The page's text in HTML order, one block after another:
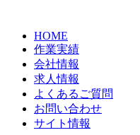
HOME
作業実績
会社情報
求人情報
よくあるご質問
お問い合わせ
サイト情報